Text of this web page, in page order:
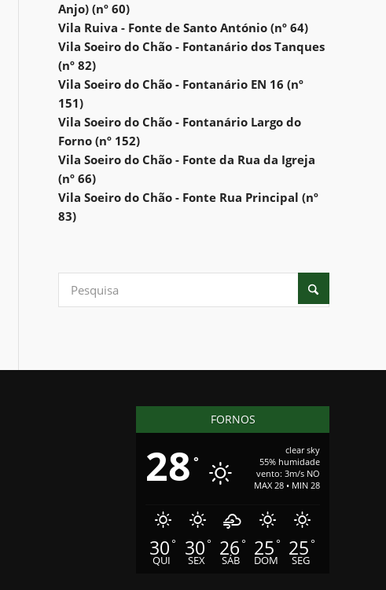
Anjo) (nº 60)
Vila Ruiva - Fonte de Santo António (nº 64)
Vila Soeiro do Chão - Fontanário dos Tanques
(nº 82)
Vila Soeiro do Chão - Fontanário EN 16 (nº
151)
Vila Soeiro do Chão - Fontanário Largo do
Forno (nº 152)
Vila Soeiro do Chão - Fonte da Rua da Igreja
(nº 66)
Vila Soeiro do Chão - Fonte Rua Principal (nº
83)
FORNOS
28 °
clear sky
55% humidade
vento: 3m/s NO
MAX 28 • MIN 28
30 °
QUI
30 °
SEX
26 °
SÁB
25 °
DOM
25 °
SEG